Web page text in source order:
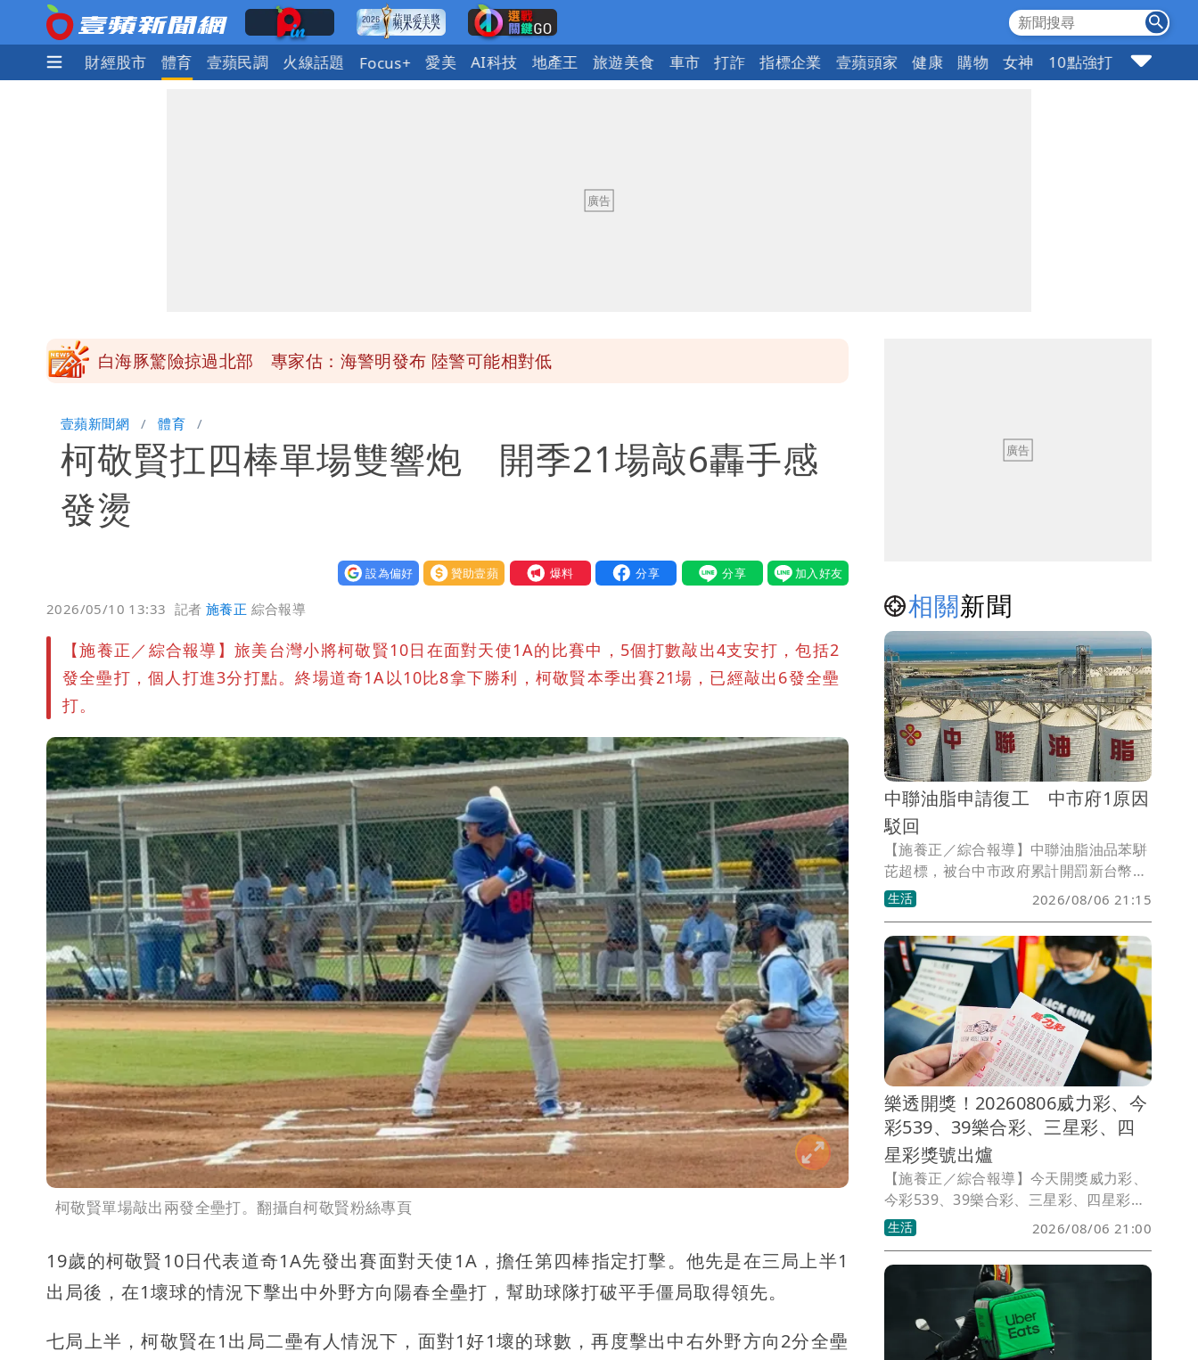
國際 財經股市 體育 壹蘋民調 火線話題 Focus+ 愛美 AI科技 地產王 旅遊美食 車市 打詐 指標企業 壹蘋頭家 健康 購物 女神 10點強打
白海豚驚險掠過北部 專家估：海警明發布 陸警可能相對低
白海豚颱風逼近！鄭明典示警「恐遇黑潮變強」 路徑分歧藏警訊：不利強度維持
壹蘋新聞網 體育
柯敬賢扛四棒單場雙響炮 開季21場敲6轟手感
發燙
設為偏好 贊助壹蘋 我要爆料
2026/05/10 13:33 記者施養正 綜合報導
【施養正／綜合報導】旅美台灣小將柯敬賢10日在面對天使1A的比賽中，5個打數敲出4支安打，包括2
發全壘打，個人打進3分打點。終場道奇1A以10比8拿下勝利，柯敬賢本季出賽21場，已經敲出6發全壘
打。
柯敬賢單場敲出兩發全壘打。翻攝自柯敬賢粉絲專頁
19歲的柯敬賢10日代表道奇1A先發出賽面對天使1A，擔任第四棒指定打擊。他先是在三局上半1
出局後，在1壞球的情況下擊出中外野方向陽春全壘打，幫助球隊打破平手僵局取得領先。
七局上半，柯敬賢在1出局二壘有人情況下，面對1好1壞的球數，再度擊出中右外野方向2分全壘
相關新聞
中聯油脂申請復工 中市府1原因
駁回
【施養正／綜合報導】中聯油脂油品苯駢
芘超標，被台中市政府累計開罰新台幣
600萬元並勒令停工。中聯公司於7月31
日提出復工申請，市府於8月5日依法駁
回。台中市政府強調，在各項風險獲得有
效控制前，絕不同意復工。
生活 2026/08/06 21:15
樂透開獎！20260806威力彩、今
彩539、39樂合彩、三星彩、四
星彩獎號出爐
【施養正／綜合報導】今天開獎威力彩、
今彩539、39樂合彩、三星彩、四星彩。
獎號如有誤植，請以開獎單位公告為準。
生活 2026/08/06 21:00